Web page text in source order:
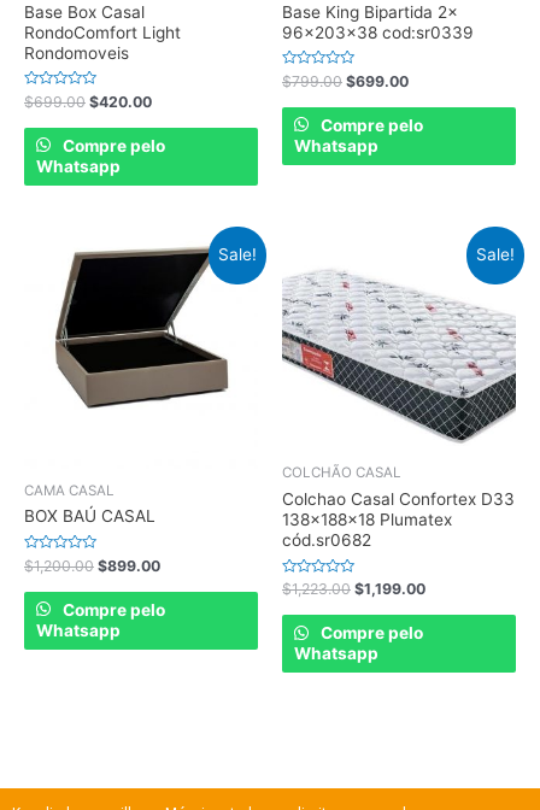
Base Box Casal
RondoComfort Light
Rondomoveis
Rated
0
out
$699.00 $420.00
Compre pelo
Whatsapp
Base King Bipartida 2x
96x203x38 cod:sr0339
Rated
0
out
$799.00 $699.00
Compre pelo
Whatsapp
Sale!
CAMA CASAL
BOX BAÚ CASAL
Rated
0
out
$1,200.00 $899.00
Compre pelo
Whatsapp
Sale!
COLCHÃO CASAL
Colchao Casal Confortex D33
138x188x18 Plumatex
cód.sr0682
Rated
0
out
$1,223.00 $1,199.00
Compre pelo
Whatsapp